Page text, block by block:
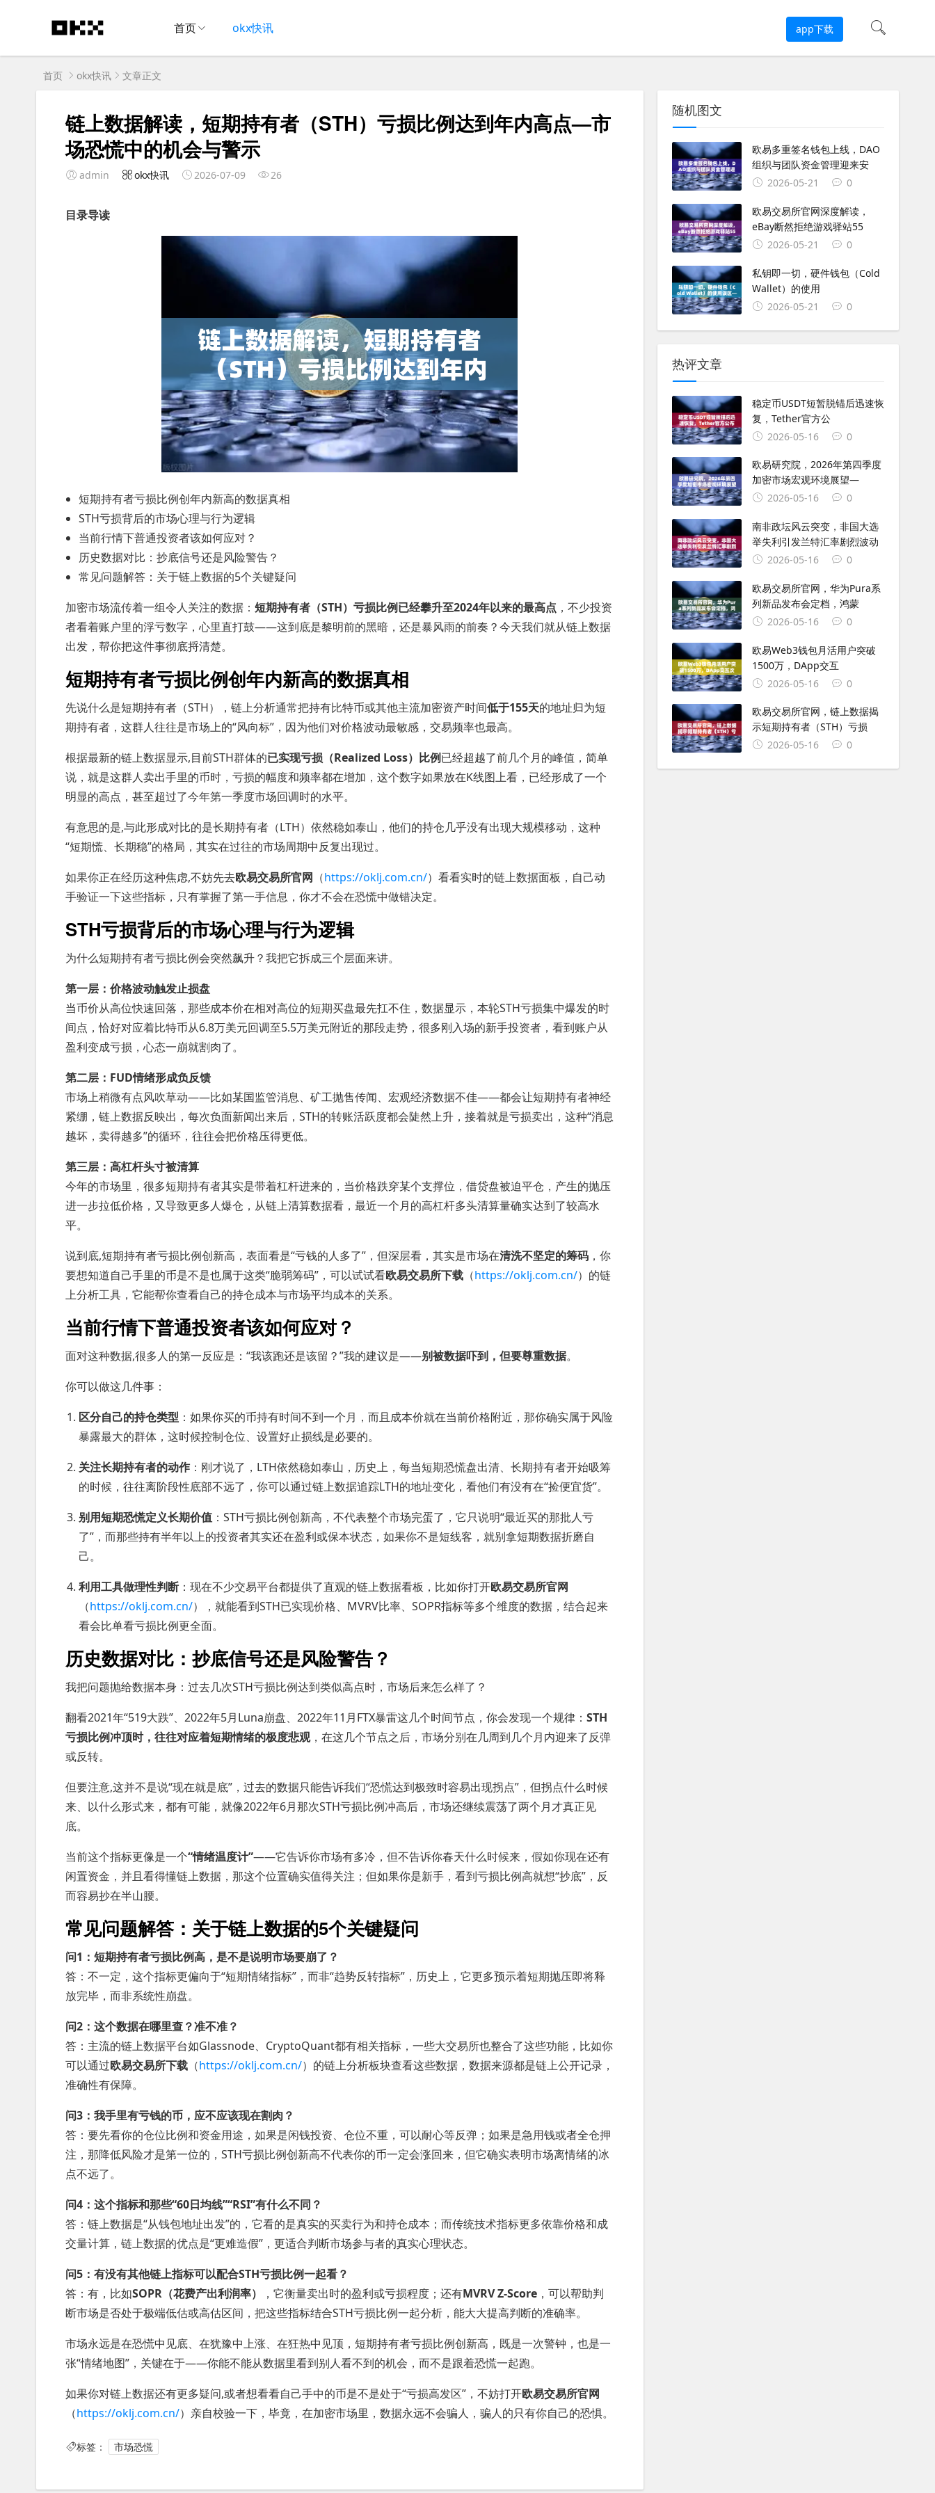
首页 okx快讯 app下载
首页 okx快讯 文章正文
链上数据解读，短期持有者（STH）亏损比例达到年内高点—市
场恐慌中的机会与警示
admin okx快讯 2026-07-09 26
目录导读
短期持有者亏损比例创年内新高的数据真相
STH亏损背后的市场心理与行为逻辑
当前行情下普通投资者该如何应对？
历史数据对比：抄底信号还是风险警告？
常见问题解答：关于链上数据的5个关键疑问
加密市场流传着一组令人关注的数据： 短期持有者（STH）亏损比例已经攀升至2024年以来的最高点 ，不少投资
者看着账户里的浮亏数字，心里直打鼓——这到底是黎明前的黑暗，还是暴风雨的前奏？今天我们就从链上数据
出发，帮你把这件事彻底捋清楚。
短期持有者亏损比例创年内新高的数据真相
先说什么是短期持有者（STH），链上分析通常把持有比特币或其他主流加密资产时间低于155天的地址归为短
期持有者，这群人往往是市场上的“风向标”，因为他们对价格波动最敏感，交易频率也最高。
根据最新的链上数据显示,目前STH群体的已实现亏损（Realized Loss）比例已经超越了前几个月的峰值，简单
说，就是这群人卖出手里的币时，亏损的幅度和频率都在增加，这个数字如果放在K线图上看，已经形成了一个
明显的高点，甚至超过了今年第一季度市场回调时的水平。
有意思的是,与此形成对比的是长期持有者（LTH）依然稳如泰山，他们的持仓几乎没有出现大规模移动，这种
“短期慌、长期稳”的格局，其实在过往的市场周期中反复出现过。
如果你正在经历这种焦虑,不妨先去欧易交易所官网 （https://oklj.com.cn/）看看实时的链上数据面板，自己动
手验证一下这些指标，只有掌握了第一手信息，你才不会在恐慌中做错决定。
STH亏损背后的市场心理与行为逻辑
为什么短期持有者亏损比例会突然飙升？我把它拆成三个层面来讲。
第一层：价格波动触发止损盘
当币价从高位快速回落，那些成本价在相对高位的短期买盘最先扛不住，数据显示，本轮STH亏损集中爆发的时
间点，恰好对应着比特币从6.8万美元回调至5.5万美元附近的那段走势，很多刚入场的新手投资者，看到账户从
盈利变成亏损，心态一崩就割肉了。
第二层：FUD情绪形成负反馈
市场上稍微有点风吹草动——比如某国监管消息、矿工抛售传闻、宏观经济数据不佳——都会让短期持有者神经
紧绷，链上数据反映出，每次负面新闻出来后，STH的转账活跃度都会陡然上升，接着就是亏损卖出，这种“消息
越坏，卖得越多”的循环，往往会把价格压得更低。
第三层：高杠杆头寸被清算
今年的市场里，很多短期持有者其实是带着杠杆进来的，当价格跌穿某个支撑位，借贷盘被迫平仓，产生的抛压
进一步拉低价格，又导致更多人爆仓，从链上清算数据看，最近一个月的高杠杆多头清算量确实达到了较高水
平。
说到底,短期持有者亏损比例创新高，表面看是“亏钱的人多了”，但深层看，其实是市场在清洗不坚定的筹码 ，你
要想知道自己手里的币是不是也属于这类“脆弱筹码”，可以试试看欧易交易所下载 （https://oklj.com.cn/）的链
上分析工具，它能帮你查看自己的持仓成本与市场平均成本的关系。
当前行情下普通投资者该如何应对？
面对这种数据,很多人的第一反应是：“我该跑还是该留？”我的建议是——别被数据吓到，但要尊重数据。
你可以做这几件事：
区分自己的持仓类型 ：如果你买的币持有时间不到一个月，而且成本价就在当前价格附近，那你确实属于风险
暴露最大的群体，这时候控制仓位、设置好止损线是必要的。
关注长期持有者的动作 ：刚才说了，LTH依然稳如泰山，历史上，每当短期恐慌盘出清、长期持有者开始吸筹
的时候，往往离阶段性底部不远了，你可以通过链上数据追踪LTH的地址变化，看他们有没有在“捡便宜货”。
别用短期恐慌定义长期价值 ：STH亏损比例创新高，不代表整个市场完蛋了，它只说明“最近买的那批人亏
了”，而那些持有半年以上的投资者其实还在盈利或保本状态，如果你不是短线客，就别拿短期数据折磨自
己。
利用工具做理性判断 ：现在不少交易平台都提供了直观的链上数据看板，比如你打开欧易交易所官网
（https://oklj.com.cn/），就能看到STH已实现价格、MVRV比率、SOPR指标等多个维度的数据，结合起来
看会比单看亏损比例更全面。
历史数据对比：抄底信号还是风险警告？
我把问题抛给数据本身：过去几次STH亏损比例达到类似高点时，市场后来怎么样了？
翻看2021年“519大跌”、2022年5月Luna崩盘、2022年11月FTX暴雷这几个时间节点，你会发现一个规律： STH
亏损比例冲顶时，往往对应着短期情绪的极度悲观，在这几个节点之后，市场分别在几周到几个月内迎来了反弹
或反转。
但要注意,这并不是说“现在就是底”，过去的数据只能告诉我们“恐慌达到极致时容易出现拐点”，但拐点什么时候
来、以什么形式来，都有可能，就像2022年6月那次STH亏损比例冲高后，市场还继续震荡了两个月才真正见
底。
当前这个指标更像是一个“情绪温度计”——它告诉你市场有多冷，但不告诉你春天什么时候来，假如你现在还有
闲置资金，并且看得懂链上数据，那这个位置确实值得关注；但如果你是新手，看到亏损比例高就想“抄底”，反
而容易抄在半山腰。
常见问题解答：关于链上数据的5个关键疑问
问1：短期持有者亏损比例高，是不是说明市场要崩了？
答：不一定，这个指标更偏向于“短期情绪指标”，而非“趋势反转指标”，历史上，它更多预示着短期抛压即将释
放完毕，而非系统性崩盘。
问2：这个数据在哪里查？准不准？
答：主流的链上数据平台如Glassnode、CryptoQuant都有相关指标，一些大交易所也整合了这些功能，比如你
可以通过欧易交易所下载 （https://oklj.com.cn/）的链上分析板块查看这些数据，数据来源都是链上公开记录，
准确性有保障。
问3：我手里有亏钱的币，应不应该现在割肉？
答：要先看你的仓位比例和资金用途，如果是闲钱投资、仓位不重，可以耐心等反弹；如果是急用钱或者全仓押
注，那降低风险才是第一位的，STH亏损比例创新高不代表你的币一定会涨回来，但它确实表明市场离情绪的冰
点不远了。
问4：这个指标和那些“60日均线”“RSI”有什么不同？
答：链上数据是“从钱包地址出发”的，它看的是真实的买卖行为和持仓成本；而传统技术指标更多依靠价格和成
交量计算，链上数据的优点是“更难造假”，更适合判断市场参与者的真实心理状态。
问5：有没有其他链上指标可以配合STH亏损比例一起看？
答：有，比如SOPR（花费产出利润率） ，它衡量卖出时的盈利或亏损程度；还有MVRV Z-Score ，可以帮助判
断市场是否处于极端低估或高估区间，把这些指标结合STH亏损比例一起分析，能大大提高判断的准确率。
市场永远是在恐慌中见底、在犹豫中上涨、在狂热中见顶，短期持有者亏损比例创新高，既是一次警钟，也是一
张“情绪地图”，关键在于——你能不能从数据里看到别人看不到的机会，而不是跟着恐慌一起跑。
如果你对链上数据还有更多疑问,或者想看看自己手中的币是不是处于“亏损高发区”，不妨打开欧易交易所官网
（https://oklj.com.cn/）亲自校验一下，毕竟，在加密市场里，数据永远不会骗人，骗人的只有你自己的恐惧。
标签： 市场恐慌
随机图文
欧易多重签名钱包上线，DAO
组织与团队资金管理迎来安
2026-05-21
0
欧易交易所官网深度解读，
eBay断然拒绝游戏驿站55
2026-05-21
0
私钥即一切，硬件钱包（Cold
Wallet）的使用
2026-05-21
0
热评文章
稳定币USDT短暂脱锚后迅速恢
复，Tether官方公
2026-05-16
0
欧易研究院，2026年第四季度
加密市场宏观环境展望—
2026-05-16
0
南非政坛风云突变，非国大选
举失利引发兰特汇率剧烈波动
2026-05-16
0
欧易交易所官网，华为Pura系
列新品发布会定档，鸿蒙
2026-05-16
0
欧易Web3钱包月活用户突破
1500万，DApp交互
2026-05-16
0
欧易交易所官网，链上数据揭
示短期持有者（STH）亏损
2026-05-16
0